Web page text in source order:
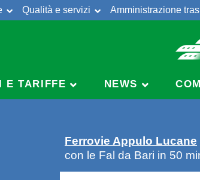
Qualità e servizi Amministrazione
E TARIFFE NEWS
Ferrovie Appulo Lucane
con le Fal da Bari in 50